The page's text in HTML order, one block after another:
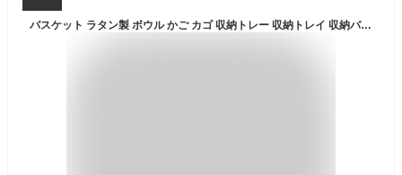
バスケット ラタン製 ボウル かご カゴ 収納トレー 収納トレイ 収納バスケット 収納かご フルーツバスケット Sサイズ 径約15cm 深さ5cm キッチン雑貨 キッチン小物 お菓子入れ おしゃれ トレー トレイ アジアン雑貨 アジア雑貨 バリ島 [13826]